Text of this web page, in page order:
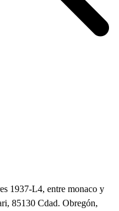
s 1937-L4, entre monaco y
85130 Cdad. Obregón,